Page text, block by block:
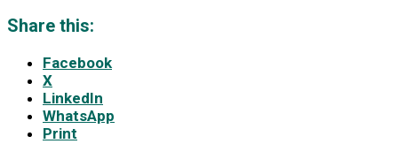
Share this:
Facebook
X
LinkedIn
WhatsApp
Print